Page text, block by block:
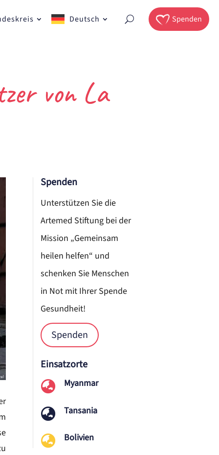
Deutsch Spenden
von La
Spenden
Unterstützen Sie die
Artemed Stiftung bei der
Mission „Gemeinsam
heilen helfen“ und
schenken Sie Menschen
in Not mit Ihrer Spende
Gesundheit!
Spenden
Einsatzorte
 Myanmar
 Tansania
 Bolivien